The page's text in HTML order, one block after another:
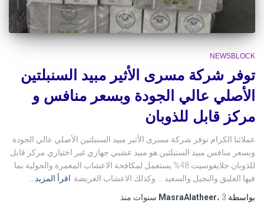
NEWSBLOCK
توفر شركة مسرى الأثير مبيد السنبلتين
الأصلي عالي الجودة وبسعر منافس و
مركز قابل للذوبان
عملائنا الكرام توفر شركة مسرى الأثير مبيد السنبلتين الأصلي عالي الجودة
وبسعر منافس مبيد السنبلتين هو مبيد عشبي جهازي غير اختياري مركز قابل
للذوبان جلايفوسيت 48% يستعمل لمكافحة الاعشاب المعمرة والحولية بما
فيها العليق والنجيل والسعيد … وكذلك الاعشاب العريضة اقرأ المزيد…
بواسطة
MasraAlatheer، 3 سنوات منذ